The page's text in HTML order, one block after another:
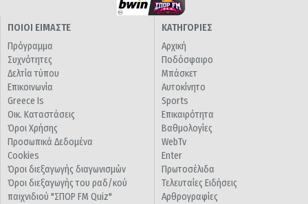
ΠΟΙΟΙ ΕΙΜΑΣΤΕ
Πρόγραμμα
Συχνότητες
Δελτία τύπου
Επικοινωνία
Greece Is
Οικ. Καταστάσεις
Όροι Χρήσης
Προσωπικά Δεδομένα
Cookies
Όροι διεξαγωγής διαγωνισμών
Όροι διεξαγωγής του ραδ/κού
παιχνιδιού "ΣΠΟΡ FM Quiz"
ΚΑΤΗΓΟΡΙΕΣ
Αρχική
Ποδόσφαιρο
Μπάσκετ
Αυτοκίνητο
Sports
Επικαιρότητα
Βαθμολογίες
WebTv
Enter
Πρωτοσέλιδα
Τελευταίες Ειδήσεις
Αρθρογραφίες